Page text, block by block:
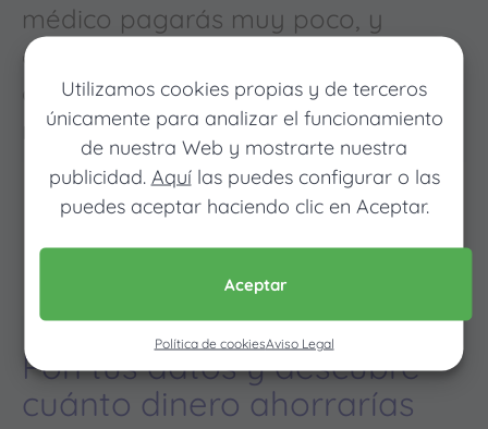
Utilizamos cookies propias y de terceros
únicamente para analizar el funcionamiento
de nuestra Web y mostrarte nuestra
publicidad. Aquílas puedes configurar o las
puedes aceptar haciendo clic en Aceptar.
Aceptar
Política de cookiesAviso Legal
médico pagarás muy poco, y
cuando vayas mucho pagarás
como con un seguro médico
normal
Pon tus datos y descubre
cuánto dinero ahorrarías